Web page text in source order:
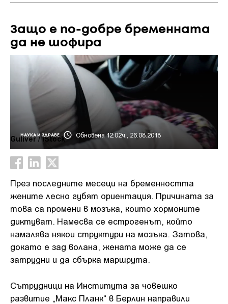
Защо е по-добре бременната
да не шофира
НАУКА И ЗДРАВЕ Обновена 12:02ч., 26.08.2018
Guliver / iStock
През последните месеци на бременността
жените лесно губят ориентация. Причината за
това са промени в мозъка, които хормоните
диктуват. Намесва се естрогенът, който
намалява някои структури на мозъка. Затова,
докато е зад волана, жената може да се
затрудни и да сбърка маршрута.
Сътрудници на Института за човешко
развитие „Макс Планк“ в Берлин направили